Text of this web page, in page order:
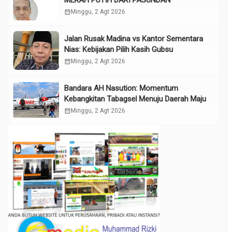
calendar_month Minggu, 2 Agt 2026
Jalan Rusak Madina vs Kantor Sementara
Nias: Kebijakan Pilih Kasih Gubsu
calendar_month Minggu, 2 Agt 2026
Bandara AH Nasution: Momentum
Kebangkitan Tabagsel Menuju Daerah Maju
calendar_month Minggu, 2 Agt 2026